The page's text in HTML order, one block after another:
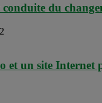
du
et un site Internet